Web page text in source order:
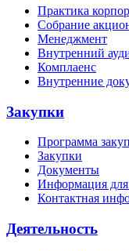
Практика
Собрание
Менеджмент
Внутренний
Комплаенс
Внутренние
Закупки
Программа
Закупки
Документы
Информация
Контактная
Деятельность